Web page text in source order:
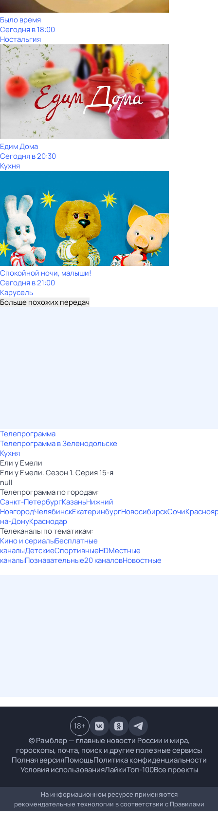
Было время
Сегодня в 18:00
Ностальгия
Едим Дома
Сегодня в 20:30
Кухня
Спокойной ночи, малыши!
Сегодня в 21:00
Карусель
Больше похожих передач
Телепрограмма
Телепрограмма в Зеленодольске
Кухня
Ели у Емели
Ели у Емели. Сезон 1. Серия 15-я
null
Телепрограмма по городам:
Санкт-ПетербургКазаньНижний
НовгородЧелябинскЕкатеринбургНовосибирскСочи
на-ДонуКраснодар
Телеканалы по тематикам:
Кино и сериалыБесплатные
каналыДетскиеСпортивныеHDМестные
каналыПознавательные20 каналовНовостные
© Рамблер — главные новости России и мира,
гороскопы, почта, поиск и другие полезные сервисы
Полная версияПомощьПолитика конфиденциальности
Условия использованияЛайкиТоп-100Все проекты
18+
На информационном ресурсе применяются
рекомендательные технологии в соответствии с Правилами